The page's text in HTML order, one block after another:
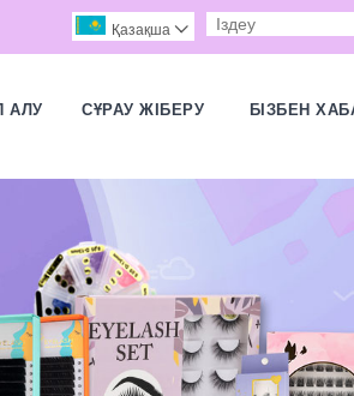
Қазақша 
АЛУ СҰРАУ ЖІБЕРУ БІЗБЕН